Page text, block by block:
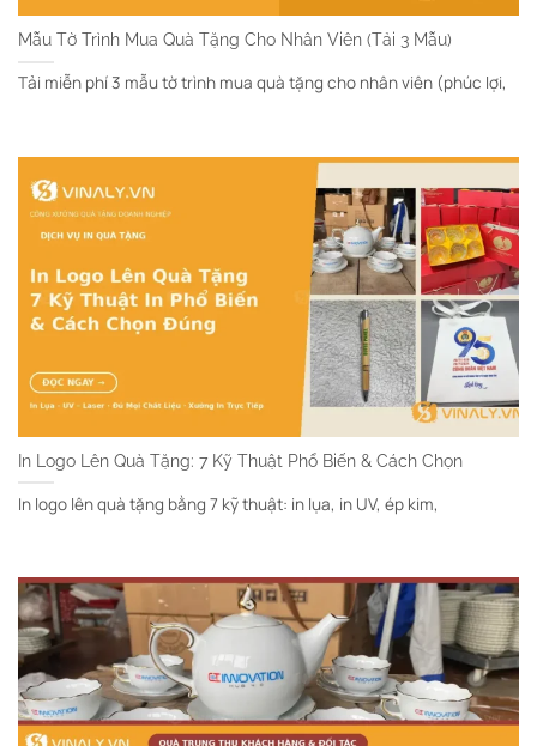
Mẫu Tờ Trình Mua Quà Tặng Cho Nhân Viên (Tải 3 Mẫu)
Tải miễn phí 3 mẫu tờ trình mua quà tặng cho nhân viên (phúc lợi,
In Logo Lên Quà Tặng: 7 Kỹ Thuật Phổ Biến & Cách Chọn
In logo lên quà tặng bằng 7 kỹ thuật: in lụa, in UV, ép kim,